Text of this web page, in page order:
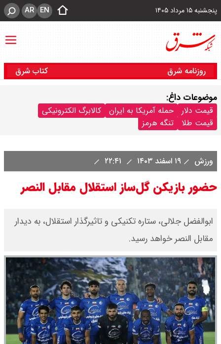
پنجشنبه ۱۵ مرداد ۱۴۰۵ EN
AR
روزنامه شرق کتاب شرق
موضوعات داغ:
قیمت دلار حمله آمریکا به ایران
کالابرگ الکترونیکی
قیمت طلا
تنگه هرمز
ورزش ۱۹ اسفند ۱۴۰۳
حضور بازیکن گل‌ساز استقلال مقابل النصر
ابوالفضل جلالی، ستاره تکنیکی و تاثیرگذار استقلال، به دیدار
مقابل النصر خواهد رسید.